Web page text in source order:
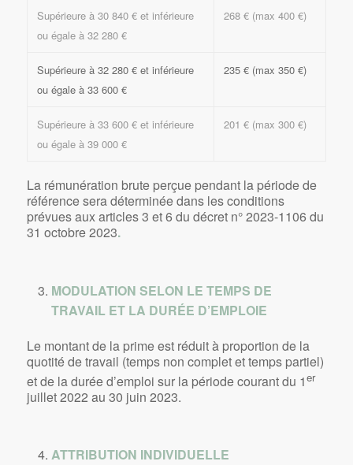
Supérieure à 30 840 € et inférieure
ou égale à 32 280 €
268 € (max 400 €)
Supérieure à 32 280 € et inférieure
ou égale à 33 600 €
235 € (max 350 €)
Supérieure à 33 600 € et inférieure
ou égale à 39 000 €
201 € (max 300 €)
La rémunération brute perçue pendant la période de
référence sera déterminée dans les conditions
prévues aux articles 3 et 6 du décret n° 2023-1106 du
31 octobre 2023.
MODULATION SELON LE TEMPS DE
TRAVAIL ET LA DURÉE D’EMPLOIE
Le montant de la prime est réduit à proportion de la
quotité de travail (temps non complet et temps partiel)
et de la durée d’emploi sur la période courant du 1er
juillet 2022 au 30 juin 2023.
ATTRIBUTION INDIVIDUELLE